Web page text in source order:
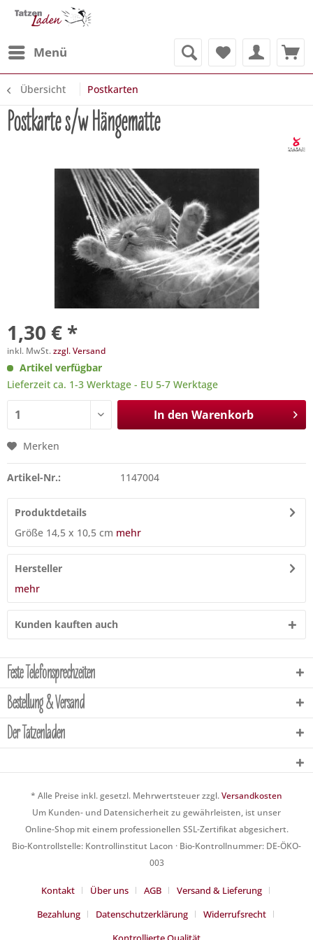
Menü
Übersicht Postkarten
Postkarte s/w Hängematte
1,30 € *
inkl. MwSt.zzgl. Versand
Artikel verfügbar
Lieferzeit ca. 1-3 Werktage - EU 5-7 Werktage
In den Warenkorb
Merken
Artikel-Nr.: 1147004
Produktdetails
Größe 14,5 x 10,5 cm mehr
Hersteller
mehr
Kunden kauften auch
Feste Telefonsprechzeiten
Bestellung & Versand
Der Tatzenladen
* Alle Preise inkl. gesetzl. Mehrwertsteuer zzgl.Versandkosten
Um Kunden- und Datensicherheit zu gewährleisten, ist unser
Online-Shop mit einem professionellen SSL-Zertifikat abgesichert.
Bio-Kontrollstelle: Kontrollinstitut Lacon · Bio-Kontrollnummer: DE-ÖKO-
003
Kontakt Über uns AGB
Versand & Lieferung
Bezahlung
Datenschutzerklärung
Widerrufsrecht